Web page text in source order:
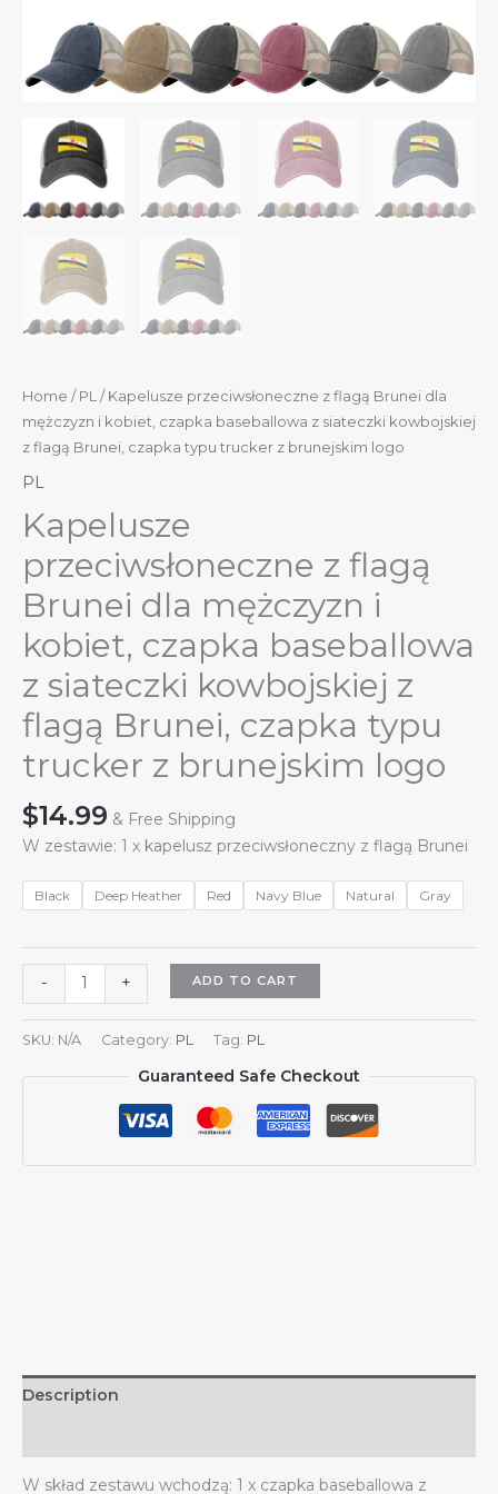
Home / PL / Kapelusze przeciwsłoneczne z flagą Brunei dla
mężczyzn i kobiet, czapka baseballowa z siateczki kowbojskiej
z flagą Brunei, czapka typu trucker z brunejskim logo
PL
Kapelusze
przeciwsłoneczne z flagą
Brunei dla mężczyzn i
kobiet, czapka baseballowa
z siateczki kowbojskiej z
flagą Brunei, czapka typu
trucker z brunejskim logo
$14.99 & Free Shipping
W zestawie: 1 x kapelusz przeciwsłoneczny z flagą Brunei
Black Deep Heather Red Navy Blue Natural Gray
-
Kapelusze
przeciwsłoneczne
z
flagą
Brunei
Brunei,
trucker
z
+ ADD TO CART
SKU: N/A Category: PL Tag: PL
Guaranteed Safe Checkout
Description
W skład zestawu wchodzą: 1 x czapka baseballowa z